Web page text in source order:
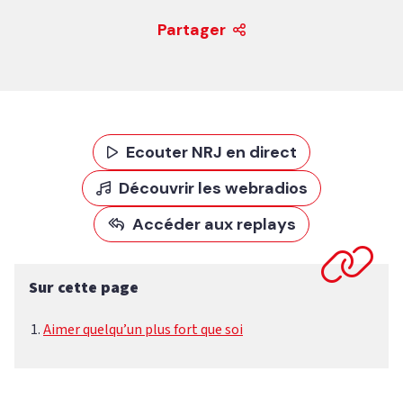
Partager
Ecouter NRJ en direct
Découvrir les webradios
Accéder aux replays
Sur cette page
Aimer quelqu’un plus fort que soi